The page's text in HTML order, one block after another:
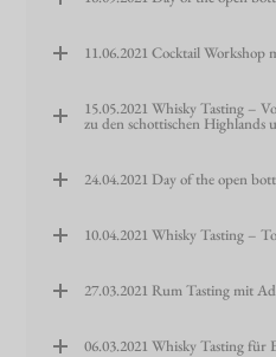
11.06.2021 Cocktail Workshop
15.05.2021 Whisky Tasting –
zu den schottischen Highlands
24.04.2021 Day of the open
10.04.2021 Whisky Tasting –
27.03.2021 Rum Tasting mit
06.03.2021 Whisky Tasting für